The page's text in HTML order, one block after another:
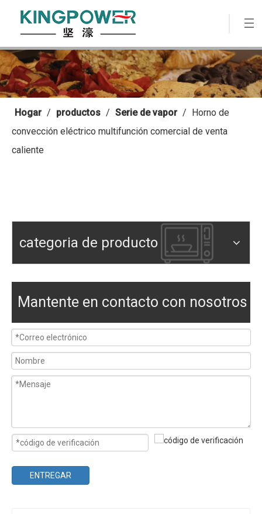
Hogar / productos / Serie de vapor / Horno de
convección eléctrico multifunción comercial de venta
caliente
categoria de producto
Mantente en contacto con nosotros
ENTREGAR